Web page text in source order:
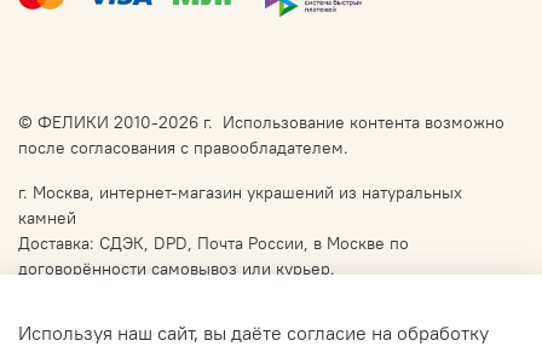
© ФЕЛИКИ 2010-2026 г. Использование контента возможно
после согласования с правообладателем.
г. Москва, интернет-магазин украшений из натуральных
камней
Доставка: СДЭК, DPD, Почта России, в Москве по
договорённости самовывоз или курьер.
Используя наш сайт, вы даёте согласие на обработку